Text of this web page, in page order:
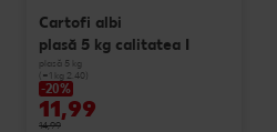
Cartofi albi
plasă 5 kg calitatea I
plasă 5 kg
(=1 kg 2.40)
-20%
11,99
14,99